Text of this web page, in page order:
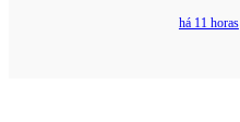
há 11 horas